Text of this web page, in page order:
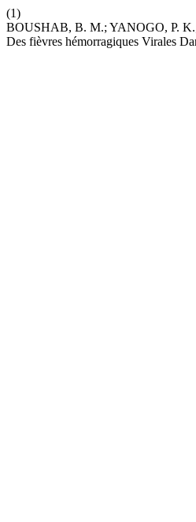
(1)
BOUSHAB, B. M.; YANOGO, P.
Des fièvres hémorragiques Virales